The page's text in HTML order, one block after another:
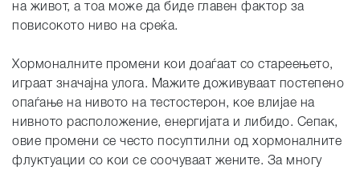
на живот, а тоа може да биде главен фактор за
повисокото ниво на среќа.
Хормоналните промени кои доаѓаат со стареењето,
играат значајна улога. Мажите доживуваат постепено
опаѓање на нивото на тестостерон, кое влијае на
нивното расположение, енергијата и либидо. Сепак,
овие промени се често посуптилни од хормоналните
флуктуации со кои се соочуваат жените. За многу